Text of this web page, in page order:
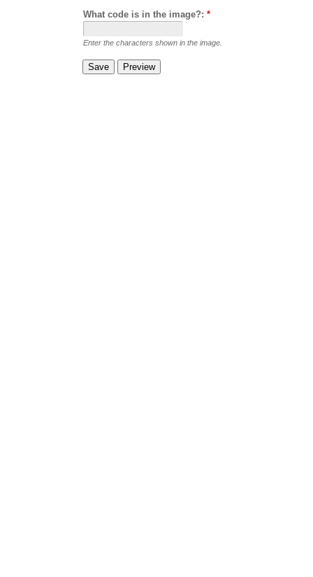
What code is in the image?: *
Enter the characters shown in the image.